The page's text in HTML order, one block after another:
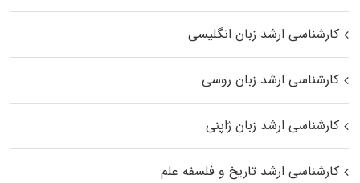
کارشناسی ارشد زبان انگلیسی
کارشناسی ارشد زبان روسی
کارشناسی ارشد زبان ژاپنی
کارشناسی ارشد تاریخ و فلسفه علم